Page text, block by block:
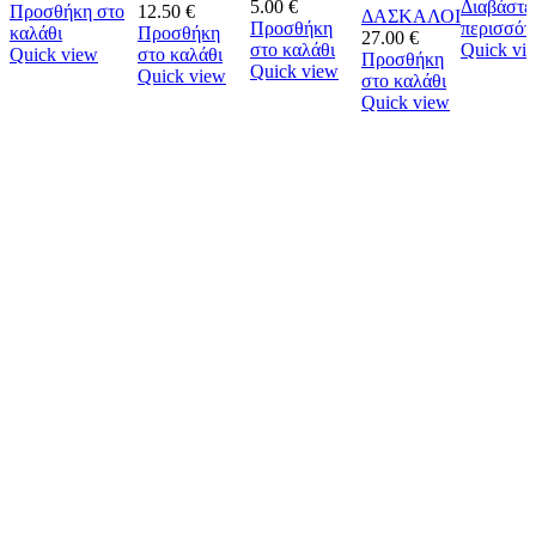
Προσθήκη στο
καλάθι
Quick view
12.50 €
Προσθήκη
στο καλάθι
Quick view
5.00 €
Προσθήκη
στο καλάθι
Quick view
ΔΑΣΚΑΛΟΙ
27.00 €
Προσθήκη
στο καλάθι
Quick view
Διαβάστε
Quick